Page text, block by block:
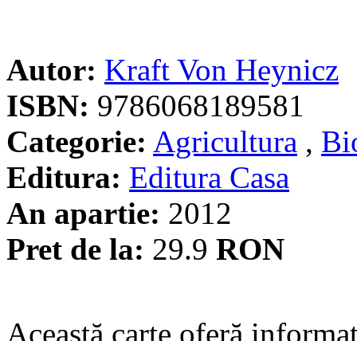
Autor: Kraft Von Heynicz
ISBN: 9786068189581
Categorie: Agricultura ,
Editura: Editura Casa
An apartie: 2012
Pret de la: 29.9 RON
Această carte oferă